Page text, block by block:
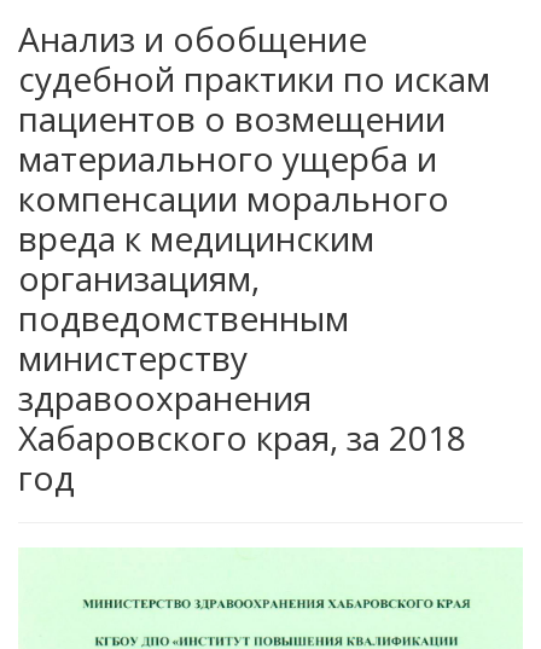
Анализ и обобщение
судебной практики по искам
пациентов о возмещении
материального ущерба и
компенсации морального
вреда к медицинским
организациям,
подведомственным
министерству
здравоохранения
Хабаровского края, за 2018
год